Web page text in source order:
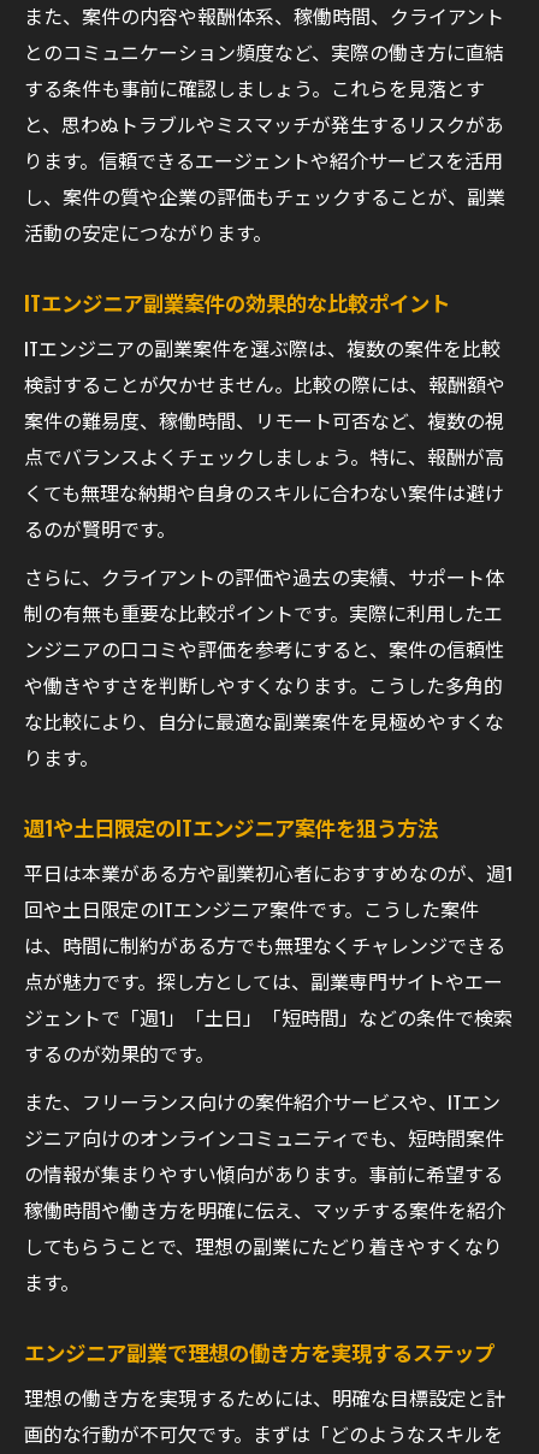
また、案件の内容や報酬体系、稼働時間、クライアント
とのコミュニケーション頻度など、実際の働き方に直結
する条件も事前に確認しましょう。これらを見落とす
と、思わぬトラブルやミスマッチが発生するリスクがあ
ります。信頼できるエージェントや紹介サービスを活用
し、案件の質や企業の評価もチェックすることが、副業
活動の安定につながります。
ITエンジニア副業案件の効果的な比較ポイント
ITエンジニアの副業案件を選ぶ際は、複数の案件を比較
検討することが欠かせません。比較の際には、報酬額や
案件の難易度、稼働時間、リモート可否など、複数の視
点でバランスよくチェックしましょう。特に、報酬が高
くても無理な納期や自身のスキルに合わない案件は避け
るのが賢明です。
さらに、クライアントの評価や過去の実績、サポート体
制の有無も重要な比較ポイントです。実際に利用したエ
ンジニアの口コミや評価を参考にすると、案件の信頼性
や働きやすさを判断しやすくなります。こうした多角的
な比較により、自分に最適な副業案件を見極めやすくな
ります。
週1や土日限定のITエンジニア案件を狙う方法
平日は本業がある方や副業初心者におすすめなのが、週1
回や土日限定のITエンジニア案件です。こうした案件
は、時間に制約がある方でも無理なくチャレンジできる
点が魅力です。探し方としては、副業専門サイトやエー
ジェントで「週1」「土日」「短時間」などの条件で検索
するのが効果的です。
また、フリーランス向けの案件紹介サービスや、ITエン
ジニア向けのオンラインコミュニティでも、短時間案件
の情報が集まりやすい傾向があります。事前に希望する
稼働時間や働き方を明確に伝え、マッチする案件を紹介
してもらうことで、理想の副業にたどり着きやすくなり
ます。
エンジニア副業で理想の働き方を実現するステップ
理想の働き方を実現するためには、明確な目標設定と計
画的な行動が不可欠です。まずは「どのようなスキルを